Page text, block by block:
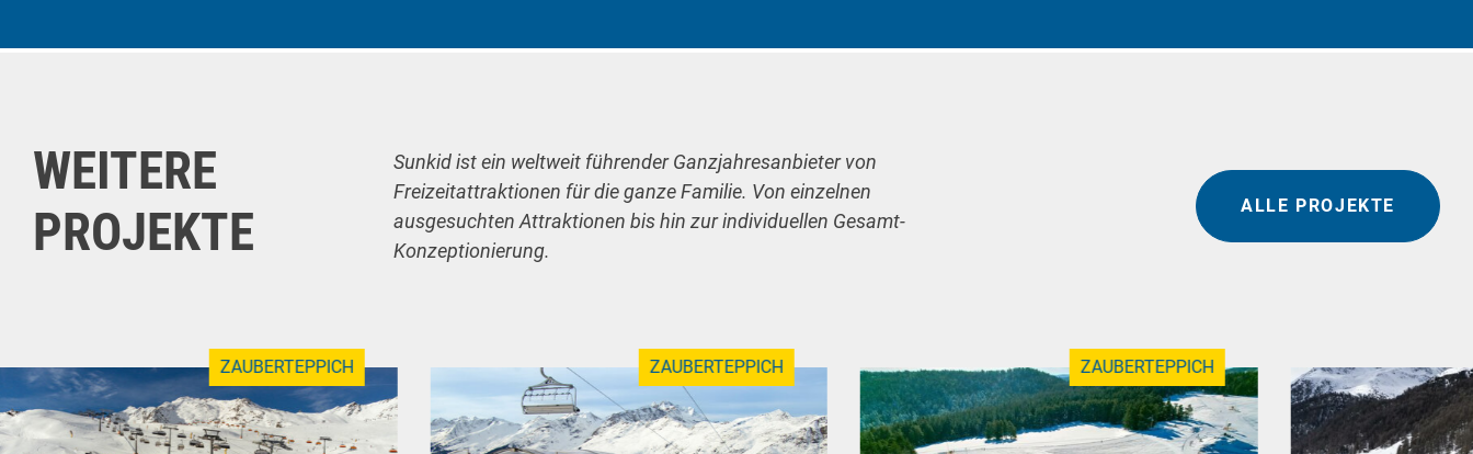
WEITERE
PROJEKTE
Sunkid ist ein weltweit führender Ganzjahresanbieter von
Freizeitattraktionen für die ganze Familie. Von einzelnen
ausgesuchten Attraktionen bis hin zur individuellen Gesamt-
Konzeptionierung.
ALLE PROJEKTE
ZAUBERTEPPICH ZAUBERTEPPICH ZAUBERTEPPICH